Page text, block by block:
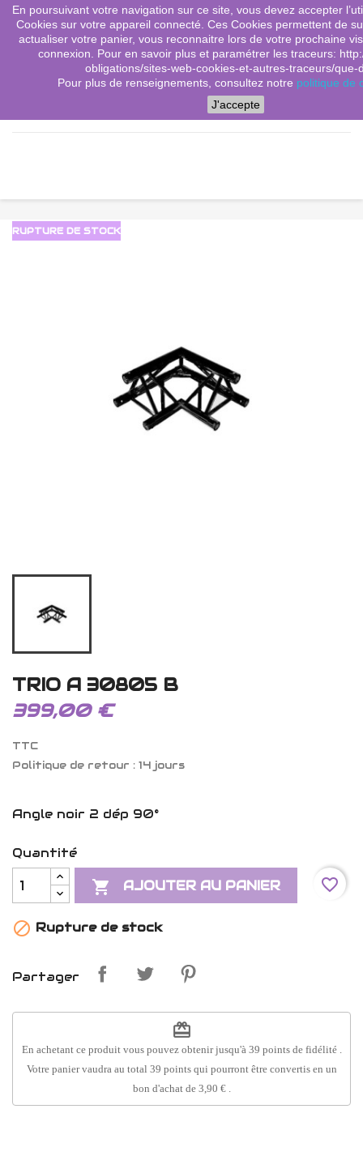
shopping_cart (0)

Menu
RUPTURE DE STOCK
TRIO A 30805 B
399,00 €
TTC
Politique de retour : 14 jours
Angle noir 2 dép 90°
Quantité
 AJOUTER AU PANIER favorite_border
 Rupture de stock
Partager
redeem
En achetant ce produit vous pouvez obtenir jusqu'à 39 points de fidélité.
Votre panier vaudra au total 39 pointsqui pourront être convertis en un
bon d'achat de 3,90 €.
En poursuivant votre navigation sur ce site, vous devez accepter
Cookies sur votre appareil connecté. Ces Cookies permettent de
actualiser votre panier, vous reconnaitre lors de votre prochaine
connexion. Pour en savoir plus et paramétrer les traceurs:
obligations/sites-web-cookies-et-autres-traceurs/que-
Pour plus de renseignements, consultez notre politique de
J'accepte